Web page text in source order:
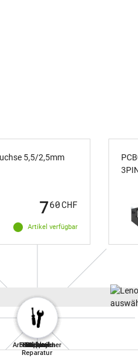
5,5/2,5mm
Artikel verfügbar
760CHF
Akkus
Tastatur
Netzteil
Lüfter
Display
Festplatten
Arbeitsspeicher
Notebook
Reparatur